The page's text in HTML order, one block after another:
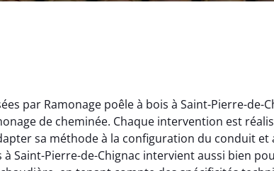
par Ramonage poêle à bois à Saint-Pierre-de-
de cheminée. Chaque intervention est
sa méthode à la configuration du conduit et
à Saint-Pierre-de-Chignac intervient aussi bien